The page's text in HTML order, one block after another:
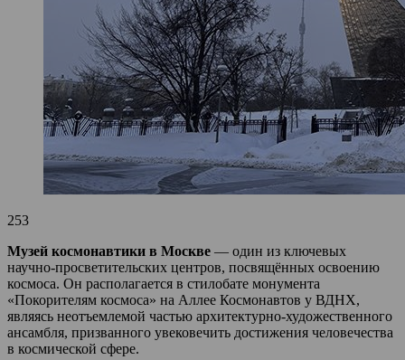
253
Музей космонавтики в Москве — один из ключевых
научно‑просветительских центров, посвящённых освоению
космоса. Он располагается в стилобате монумента
«Покорителям космоса» на Аллее Космонавтов у ВДНХ,
являясь неотъемлемой частью архитектурно‑художественного
ансамбля, призванного увековечить достижения человечества
в космической сфере.